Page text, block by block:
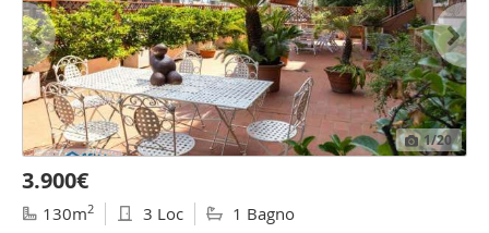
1/20
3.900€
130m2 3 Loc 1 Bagno